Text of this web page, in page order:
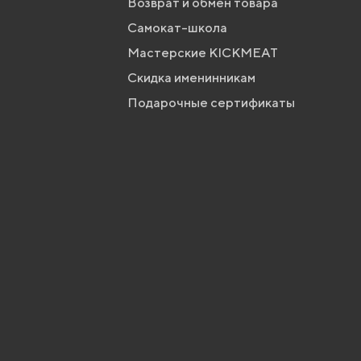
Самокат-школа
Мастерские KICKMEAT
Скидка именинникам
Подарочные сертификаты